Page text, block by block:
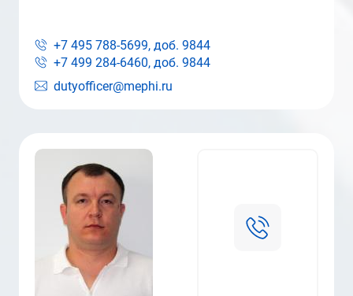
dutyofficer@mephi.ru
+7 495 788-5699, доб. 9844
+7 499 284-6460, доб. 9844